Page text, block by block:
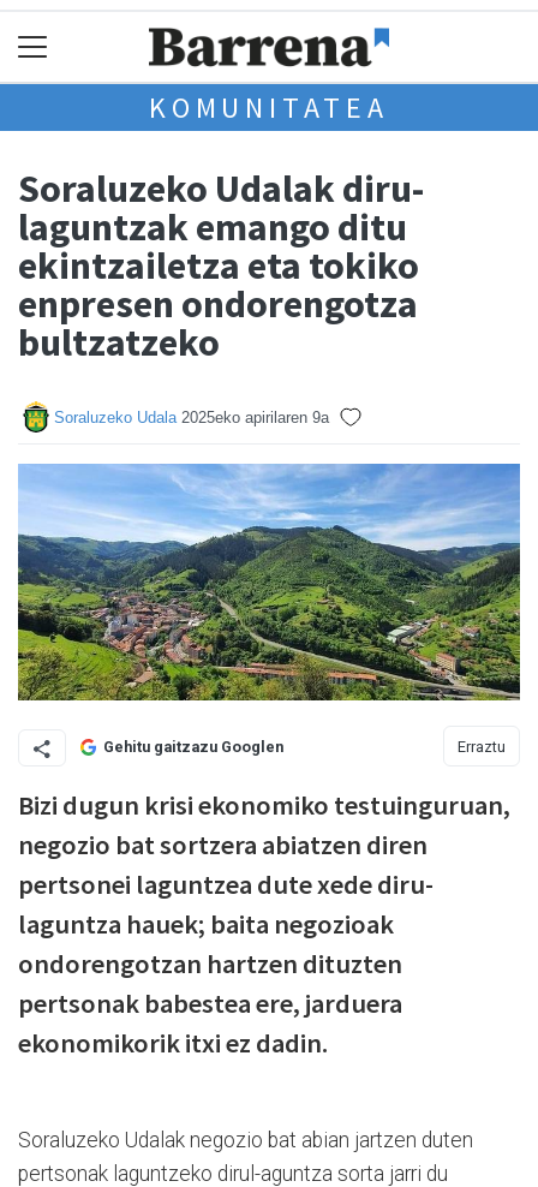
KOMUNITATEA
Soraluzeko Udalak diru-
laguntzak emango ditu
ekintzailetza eta tokiko
enpresen ondorengotza
bultzatzeko
Soraluzeko Udala 2025eko apirilaren 9a
Gehitu gaitzazu Googlen Erraztu
Bizi dugun krisi ekonomiko testuinguruan,
negozio bat sortzera abiatzen diren
pertsonei laguntzea dute xede diru-
laguntza hauek; baita negozioak
ondorengotzan hartzen dituzten
pertsonak babestea ere, jarduera
ekonomikorik itxi ez dadin.
Soraluzeko Udalak negozio bat abian jartzen duten
pertsonak laguntzeko dirul-aguntza sorta jarri du